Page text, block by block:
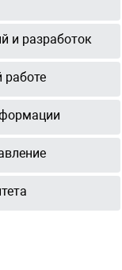
и разработок
работе